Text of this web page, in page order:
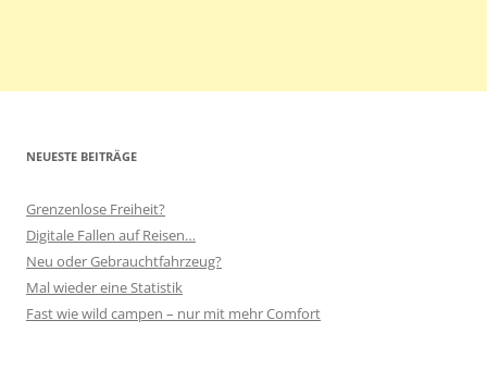
NEUESTE BEITRÄGE
Grenzenlose Freiheit?
Digitale Fallen auf Reisen…
Neu oder Gebrauchtfahrzeug?
Mal wieder eine Statistik
Fast wie wild campen – nur mit mehr Comfort